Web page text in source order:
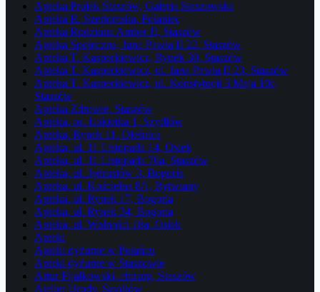
Apteka Prolek Staszów, Galeria Staszowska
Apteka R. Szerłomska, Połaniec
Apteka Rodzinna Amber II, Staszów
Apteka Społeczna, Jana Pawła II 22, Staszów
Apteka T. Kasperkiewicz, Rynek 30, Staszów
Apteka T. Kasperkiewicz, ul. Jana Pawła II 23, Staszów
Apteka T. Kasperkiewicz, ul. Konstytucji 3 Maja 10c,
Staszów
Apteka Zdrowie, Staszów
Apteka, os. Łokietka 1, Szydłów
Apteka, Rynek 11, Oleśnica
Apteka, ul. 11 Listopada 14, Osiek
Apteka, ul. 11 Listopada 76a, Staszów
Apteka, ul. Jędrusiów 3, Bogoria
Apteka, ul. Kościelna 8/1, Rytwiany
Apteka, ul. Rynek 17, Bogoria
Apteka, ul. Rynek 34, Bogoria
Apteka, ul. Wolności 18a, Osiek
Apteki
Apteki dyżurne w Połańcu
Apteki dyżurne w Staszowie
Artur Fijałkowski, chirurg, Staszów
Atelier Urody, Szydłów